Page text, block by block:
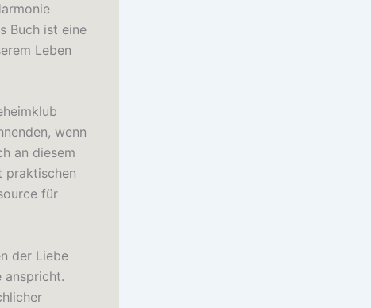
Buch ist eine
Leben
wenn
an diesem
praktischen
für
der Liebe
anspricht.